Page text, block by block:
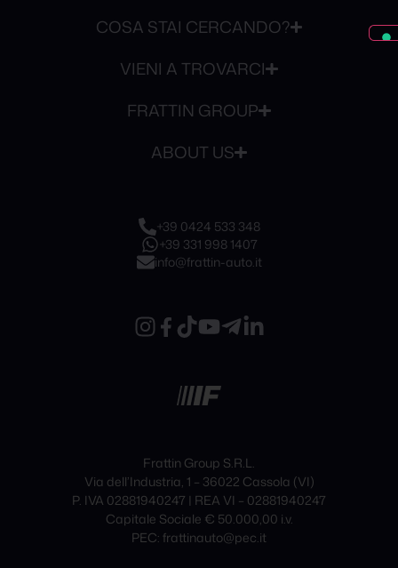
COSA STAI CERCANDO?
VIENI A TROVARCI
FRATTIN GROUP
ABOUT US
+39 0424 533 348
+39 331 998 1407
info@frattin-auto.it
Frattin Group S.R.L.
Via dell’Industria, 1 – 36022 Cassola (VI)
P. IVA 02881940247 | REA VI – 02881940247
Capitale Sociale € 50.000,00 i.v.
PEC: frattinauto@pec.it